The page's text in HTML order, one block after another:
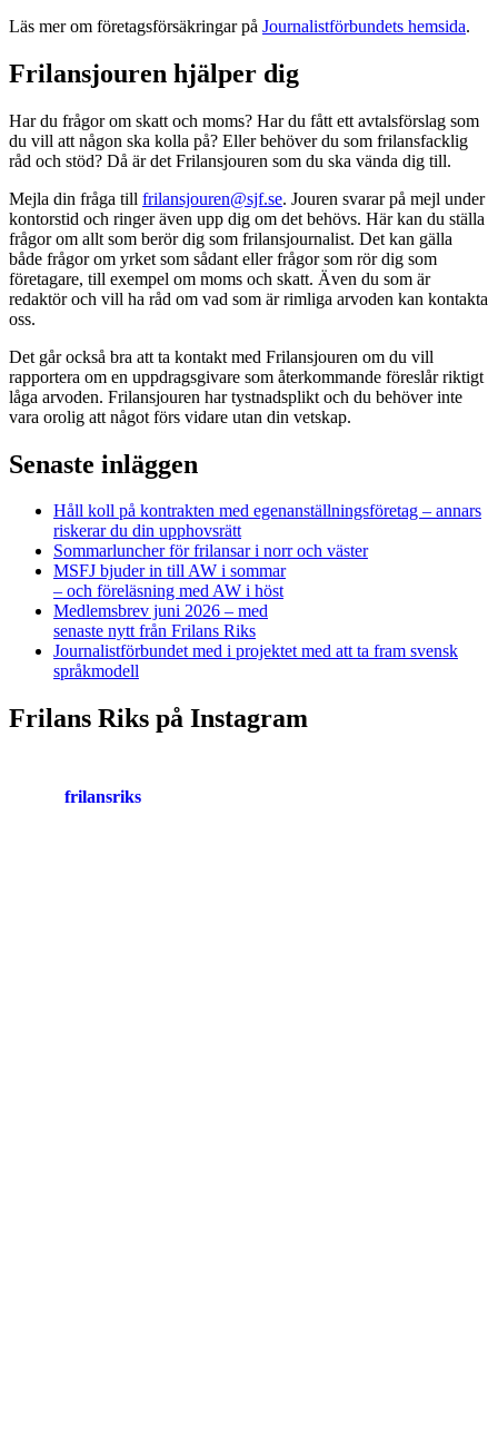
Läs mer om företagsförsäkringar på Journalistförbundets hemsida.
Frilansjouren hjälper dig
Har du frågor om skatt och moms? Har du fått ett avtalsförslag som
du vill att någon ska kolla på? Eller behöver du som frilansfacklig
råd och stöd? Då är det Frilansjouren som du ska vända dig till.
Mejla din fråga till frilansjouren@sjf.se. Jouren svarar på mejl under
kontorstid och ringer även upp dig om det behövs. Här kan du ställa
frågor om allt som berör dig som frilansjournalist. Det kan gälla
både frågor om yrket som sådant eller frågor som rör dig som
företagare, till exempel om moms och skatt. Även du som är
redaktör och vill ha råd om vad som är rimliga arvoden kan kontakta
oss.
Det går också bra att ta kontakt med Frilansjouren om du vill
rapportera om en uppdragsgivare som återkommande föreslår riktigt
låga arvoden. Frilansjouren har tystnadsplikt och du behöver inte
vara orolig att något förs vidare utan din vetskap.
Senaste inläggen
Håll koll på kontrakten med egenanställningsföretag – annars
riskerar du din upphovsrätt
Sommarluncher för frilansar i norr och väster
MSFJ bjuder in till AW i sommar
– och föreläsning med AW i höst
Medlemsbrev juni 2026 – med
senaste nytt från Frilans Riks
Journalistförbundet med i projektet med att ta fram svensk
språkmodell
Frilans Riks på Instagram
frilansriks